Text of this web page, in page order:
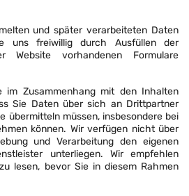
und später verarbeiteten Daten
uns freiwillig durch Ausfüllen der
Website vorhandenen Formulare
im Zusammenhang mit den Inhalten
Sie Daten über sich an Drittpartner
übermitteln müssen, insbesondere bei
können. Wir verfügen nicht über
und Verarbeitung den eigenen
unterliegen. Wir empfehlen
lesen, bevor Sie in diesem Rahmen